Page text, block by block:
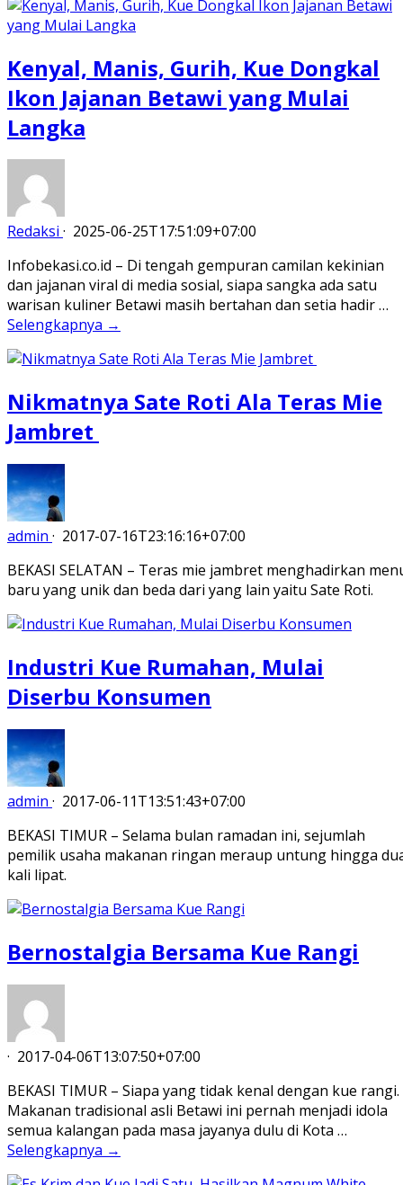
Kenyal, Manis, Gurih, Kue Dongkal
Ikon Jajanan Betawi yang Mulai
Langka
Redaksi · 2025-06-25T17:51:09+07:00
Infobekasi.co.id – Di tengah gempuran camilan kekinian
dan jajanan viral di media sosial, siapa sangka ada satu
warisan kuliner Betawi masih bertahan dan setia hadir …
Selengkapnya →
Nikmatnya Sate Roti Ala Teras Mie
Jambret
admin · 2017-07-16T23:16:16+07:00
BEKASI SELATAN – Teras mie jambret menghadirkan
baru yang unik dan beda dari yang lain yaitu Sate Roti.
Industri Kue Rumahan, Mulai
Diserbu Konsumen
admin · 2017-06-11T13:51:43+07:00
BEKASI TIMUR – Selama bulan ramadan ini, sejumlah
pemilik usaha makanan ringan meraup untung hingga
kali lipat.
Bernostalgia Bersama Kue Rangi
· 2017-04-06T13:07:50+07:00
BEKASI TIMUR – Siapa yang tidak kenal dengan kue rangi.
Makanan tradisional asli Betawi ini pernah menjadi idola
semua kalangan pada masa jayanya dulu di Kota …
Selengkapnya →